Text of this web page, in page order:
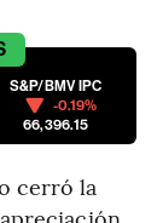
S&P/BMV IPC
-0.19%
66,396.15
cerró la